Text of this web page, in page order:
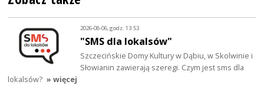
2026-08-06, godz. 13:53
"SMS dla lokalsów"
Szczecińskie Domy Kultury w Dąbiu, w Skolwinie i
Słowianin zawierają szeregi. Czym jest sms dla
lokalsów? » więcej